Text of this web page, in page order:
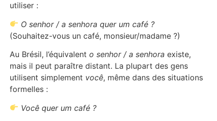
utiliser :
O senhor / a senhora quer um café ?
(Souhaitez-vous un café, monsieur/madame ?)
Au Brésil, l’équivalent o senhor / a senhora existe,
mais il peut paraître distant. La plupart des gens
utilisent simplement você, même dans des situations
formelles :
Você quer um café ?